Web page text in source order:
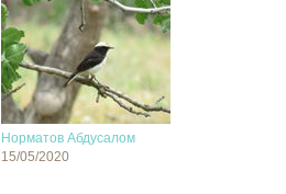
Норматов Абдусалом
15/05/2020